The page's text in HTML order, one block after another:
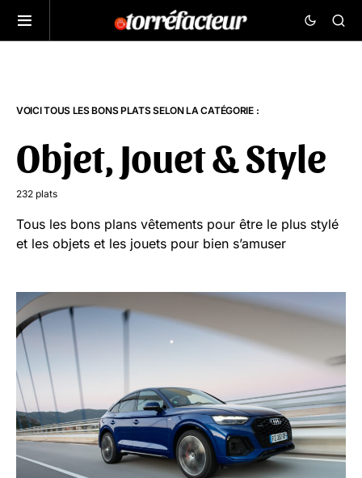
VOICI TOUS LES BONS PLATS SELON LA CATÉGORIE :
Objet, Jouet & Style
232 plats
Tous les bons plans vêtements pour être le plus stylé
et les objets et les jouets pour bien s’amuser